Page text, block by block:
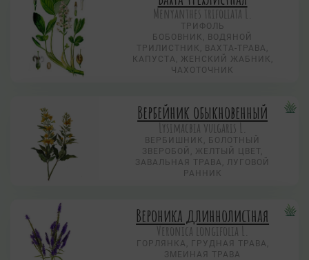
Menyanthes trifoliata L.
ТРИФОЛЬ
БОБОВНИК, ВОДЯНОЙ
ТРИЛИСТНИК, ВАХТА-ТРАВА,
КАПУСТА, ЖЕНСКИЙ ЖАБНИК,
ЧАХОТОЧНИК
Вербейник обыкновенный
Lysimacbia vulgaris L.
ВЕРБИШНИК, БОЛОТНЫЙ
ЗВЕРОБОЙ, ЖЕЛТЫЙ ЦВЕТ,
ЗАВАЛЬНАЯ ТРАВА, ЛУГОВОЙ
РАННИК
Вероника длиннолистная
Veronica longifolia L.
ГОРЛЯНКА, ГРУДНАЯ ТРАВА,
ЗМЕИНАЯ ТРАВА